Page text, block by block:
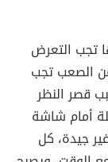
تجب التعرض
الصعب تجب
قصر النظر
أمام شاشة
جيدة، كل